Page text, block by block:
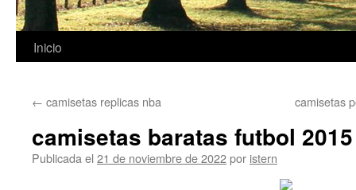
Saltar
contenido
Inicio
← camisetas replicas nba camisetas
camisetas baratas futbol 2015
Publicada el 21 de noviembre de 2022por istern